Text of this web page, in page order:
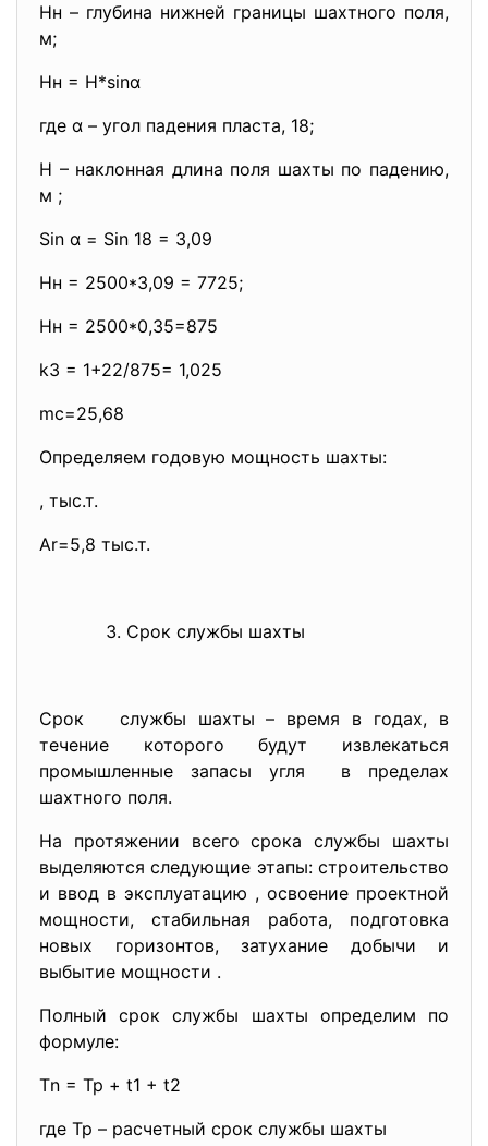
Нн – глубина нижней границы шахтного поля,
м;
Нн = Н*sinα
где α – угол падения пласта, 18;
Н – наклонная длина поля шахты по падению,
м ;
Sin α = Sin 18 = 3,09
Нн = 2500*3,09 = 7725;
Нн = 2500*0,35=875
k3 = 1+22/875= 1,025
mc=25,68
Определяем годовую мощность шахты:
, тыс.т.
Ar=5,8 тыс.т.
Срок службы шахты
Срок службы шахты – время в годах, в
течение которого будут извлекаться
промышленные запасы угля в пределах
шахтного поля.
На протяжении всего срока службы шахты
выделяются следующие этапы: строительство
и ввод в эксплуатацию , освоение проектной
мощности, стабильная работа, подготовка
новых горизонтов, затухание добычи и
выбытие мощности .
Полный срок службы шахты определим по
формуле:
Тn = Tp + t1 + t2
где Тр – расчетный срок службы шахты